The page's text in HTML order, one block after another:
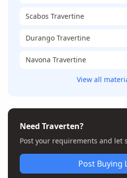
Scabos Travertine
Durango Travertine
Navona Travertine
View all
Need Traverten?
Post your requirements and let
Post Buying